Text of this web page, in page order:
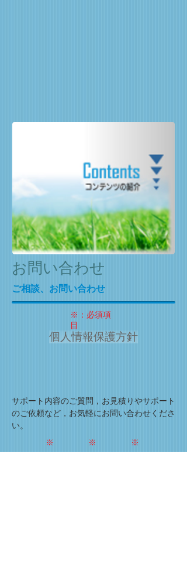
お問い合わせ
サポート内容のご質問，お見積りやサポート
のご依頼など，お気軽にお問い合わせくださ
い。
ご相談、お問い合わせ
※：必須項
目
個人情報保護方針
※ ※ ※